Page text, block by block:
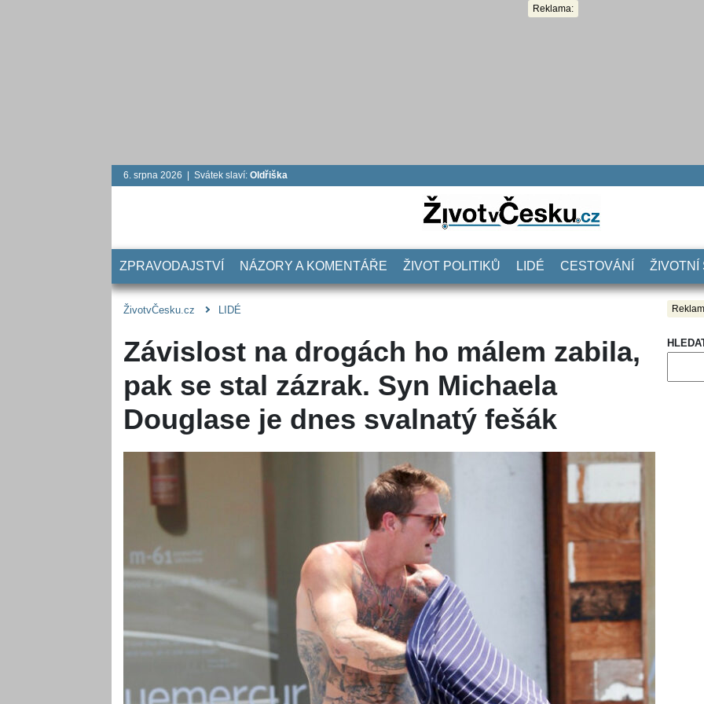
Reklama:
6. srpna 2026 | Svátek slaví: Oldřiška
ZPRAVODAJSTVÍ NÁZORY A KOMENTÁŘE ŽIVOT POLITIKŮ LIDÉ CESTOVÁNÍ ŽIVOTNÍ
ŽivotvČesku.cz LIDÉ
Závislost na drogách ho málem zabila,
pak se stal zázrak. Syn Michaela
Douglase je dnes svalnatý fešák